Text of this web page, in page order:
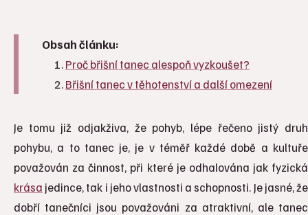
Obsah článku:
Proč břišní tanec alespoň vyzkoušet?
Břišní tanec v těhotenství a další omezení
Je tomu již odjakživa, že pohyb, lépe řečeno jistý druh
pohybu, a to tanec je, je v téměř každé době a kultuře
považován za činnost, při které je odhalována jak fyzická
krása jedince, tak i jeho vlastnosti a schopnosti. Je jasné, že
dobří tanečníci jsou považováni za atraktivní, ale tanec